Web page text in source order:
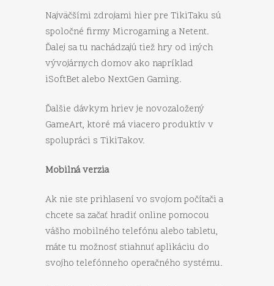
Najväčšími zdrojami hier pre TikiTaku sú
spoločné firmy Microgaming a Netent.
Ďalej sa tu nachádzajú tiež hry od iných
vývojárnych domov ako napríklad
iSoftBet alebo NextGen Gaming.
Ďalšie dávkym hriev je novozaložený
GameArt, ktoré má viacero produktív v
spolupráci s TikiTakov.
Mobilná verzia
Ak nie ste prihlasení vo svojom počítači a
chcete sa začať hradiť online pomocou
vášho mobilného telefónu alebo tabletu,
máte tu možnosť stiahnuť aplikáciu do
svojho telefónneho operačného systému.